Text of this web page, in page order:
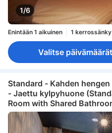
1/6
Enintään 1 aikuinen 1 kerrossänky
Valitse
Standard - Kahden
- Jaettu kylpyhuone
Room with Shared